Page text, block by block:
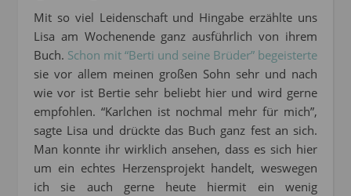
Mit so viel Leidenschaft und Hingabe erzählte uns
Lisa am Wochenende ganz ausführlich von ihrem
Buch. Schon mit “Berti und seine Brüder” begeisterte
sie vor allem meinen großen Sohn sehr und nach
wie vor ist Bertie sehr beliebt hier und wird gerne
empfohlen. “Karlchen ist nochmal mehr für mich”,
sagte Lisa und drückte das Buch ganz fest an sich.
Man konnte ihr wirklich ansehen, dass es sich hier
um ein echtes Herzensprojekt handelt, weswegen
ich sie auch gerne heute hiermit ein wenig